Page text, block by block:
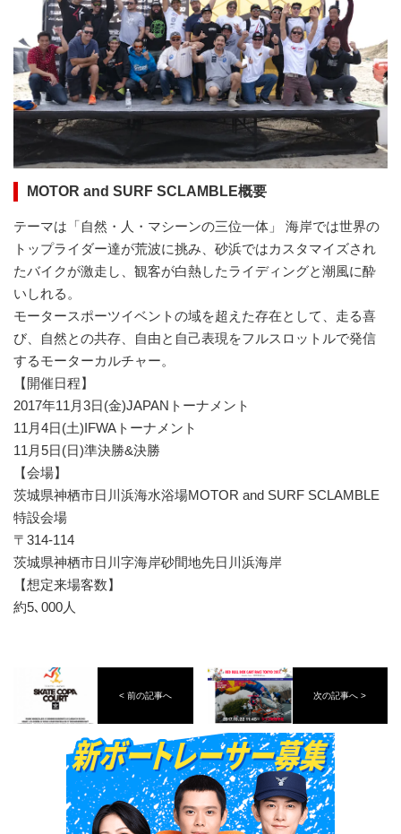
MOTOR and SURF SCLAMBLE概要
テーマは「⾃然・⼈・マシーンの三位⼀体」 海岸では世界の
トップライダー達が荒波に挑み、砂浜ではカスタマイズされ
たバイクが激⾛し、観客が⽩熱したライディングと潮⾵に酔
いしれる。
モータースポーツイベントの域を超えた存在として、⾛る喜
び、⾃然との共存、⾃由と⾃⼰表現をフルスロットルで発信
するモーターカルチャー。
【開催⽇程】
2017年11⽉3⽇(⾦)JAPANトーナメント
11⽉4⽇(⼟)IFWAトーナメント
11⽉5⽇(⽇)準決勝&決勝
【会場】
茨城県神栖市⽇川浜海⽔浴場MOTOR and SURF SCLAMBLE
特設会場
〒314-114
茨城県神栖市⽇川字海岸砂間地先⽇川浜海岸
【想定来場客数】
約5､000⼈
< 前の記事へ 次の記事へ >